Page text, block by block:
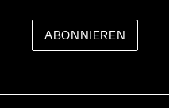
ABONNIEREN